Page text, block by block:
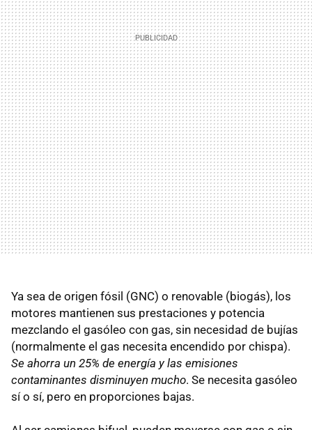
Ya sea de origen fósil (GNC) o renovable (biogás), los
motores mantienen sus prestaciones y potencia
mezclando el gasóleo con gas, sin necesidad de bujías
(normalmente el gas necesita encendido por chispa).
Se ahorra un 25% de energía y las emisiones
contaminantes disminuyen mucho. Se necesita gasóleo
sí o sí, pero en proporciones bajas.